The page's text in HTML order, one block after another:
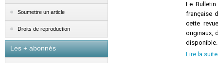
Soumettre un article
Droits de reproduction
Les + abonnés
Le
française
cette
originaux,
l'oncologie
Lire la suite